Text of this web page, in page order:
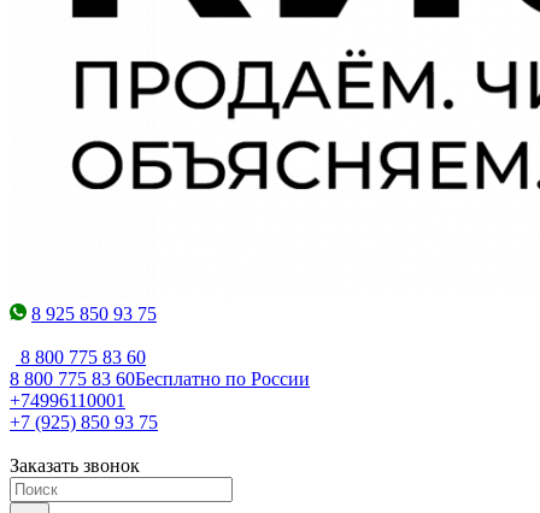
8 925 850 93 75
8 800 775 83 60
8 800 775 83 60Бесплатно по России
+74996110001
+7 (925) 850 93 75
Заказать звонок